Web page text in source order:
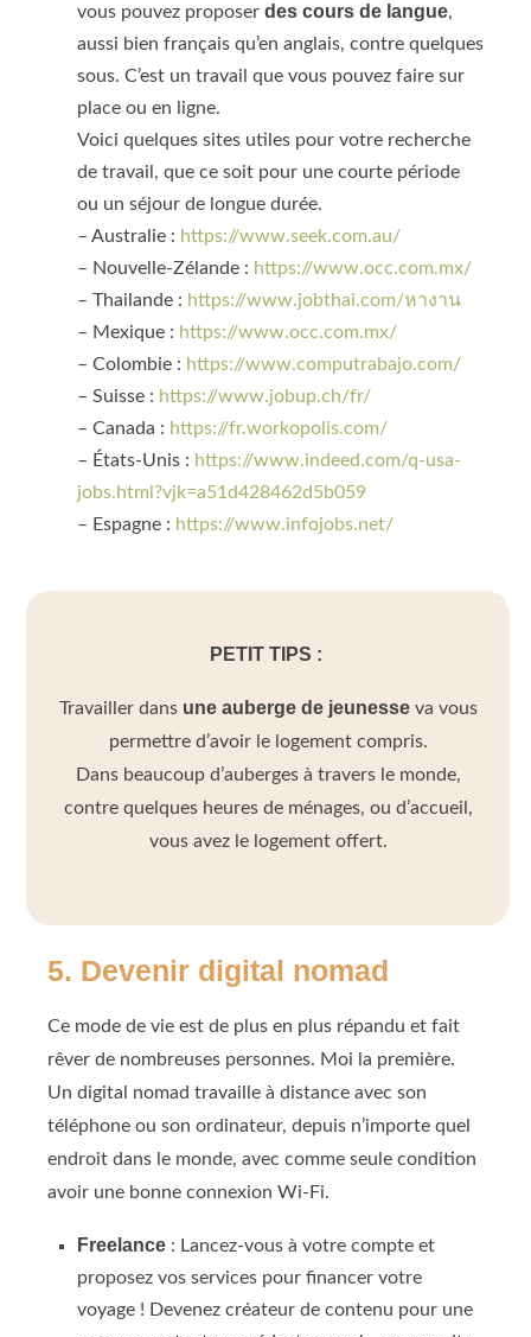
vous pouvez proposer des cours de langue,
aussi bien français qu’en anglais, contre quelques
sous. C’est un travail que vous pouvez faire sur
place ou en ligne.
Voici quelques sites utiles pour votre recherche
de travail, que ce soit pour une courte période
ou un séjour de longue durée.
– Australie : https://www.seek.com.au/
– Nouvelle-Zélande : https://www.occ.com.mx/
– Thailande : https://www.jobthai.com/หางาน
– Mexique : https://www.occ.com.mx/
– Colombie : https://www.computrabajo.com/
– Suisse : https://www.jobup.ch/fr/
– Canada : https://fr.workopolis.com/
– États-Unis : https://www.indeed.com/q-usa-
jobs.html?vjk=a51d428462d5b059
– Espagne : https://www.infojobs.net/
PETIT TIPS :
Travailler dans une auberge de jeunesseva vous
permettre d’avoir le logement compris.
Dans beaucoup d’auberges à travers le monde,
contre quelques heures de ménages, ou d’accueil,
vous avez le logement offert.
5. Devenir digital nomad
Ce mode de vie est de plus en plus répandu et fait
rêver de nombreuses personnes. Moi la première.
Un digital nomad travaille à distance avec son
téléphone ou son ordinateur, depuis n’importe quel
endroit dans le monde, avec comme seule condition
avoir une bonne connexion Wi-Fi.
Freelance : Lancez-vous à votre compte et
proposez vos services pour financer votre
voyage ! Devenez créateur de contenu pour une